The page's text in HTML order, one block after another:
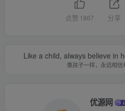
点赞 1867 分享
Like a child, always believe in
像孩子一样，永远相信
优源网